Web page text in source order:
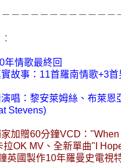
－－－－－－－－－－－
情歌最終回
故事：11首羅南情歌+3首
唱：黎安萊姆絲、布萊恩
Stevens)
加贈60分鐘VCD：
拉OK MV、全新單曲"I
英國製作10年羅曼史電視